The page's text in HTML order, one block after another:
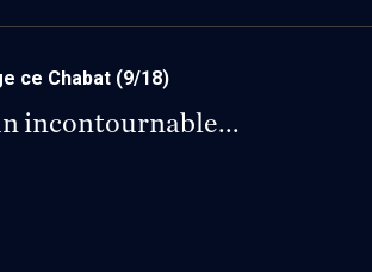
ce Chabat (9/18)
incontournable...